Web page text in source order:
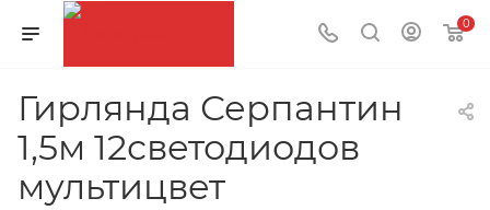
0
Гирлянда Серпантин
1,5м 12светодиодов
мультицвет